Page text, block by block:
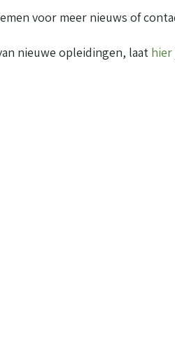
voor meer nieuws of
nieuwe opleidingen, laat hier